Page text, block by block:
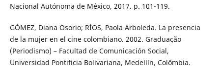
Nacional Autónoma de México, 2017. p. 101-119.
GÓMEZ, Diana Osorio; RÍOS, Paola Arboleda. La presencia
de la mujer en el cine colombiano. 2002. Graduação
(Periodismo) – Facultad de Comunicación Social,
Universidad Pontificia Bolivariana, Medellín, Colômbia.